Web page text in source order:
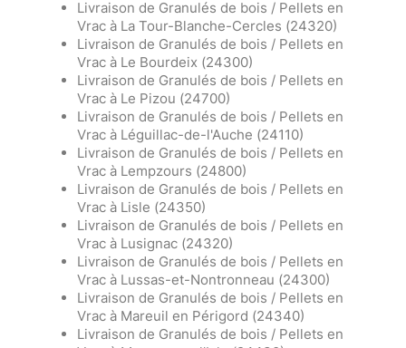
Livraison de Granulés de bois / Pellets en
Vrac à La Tour-Blanche-Cercles (24320)
Livraison de Granulés de bois / Pellets en
Vrac à Le Bourdeix (24300)
Livraison de Granulés de bois / Pellets en
Vrac à Le Pizou (24700)
Livraison de Granulés de bois / Pellets en
Vrac à Léguillac-de-l'Auche (24110)
Livraison de Granulés de bois / Pellets en
Vrac à Lempzours (24800)
Livraison de Granulés de bois / Pellets en
Vrac à Lisle (24350)
Livraison de Granulés de bois / Pellets en
Vrac à Lusignac (24320)
Livraison de Granulés de bois / Pellets en
Vrac à Lussas-et-Nontronneau (24300)
Livraison de Granulés de bois / Pellets en
Vrac à Mareuil en Périgord (24340)
Livraison de Granulés de bois / Pellets en